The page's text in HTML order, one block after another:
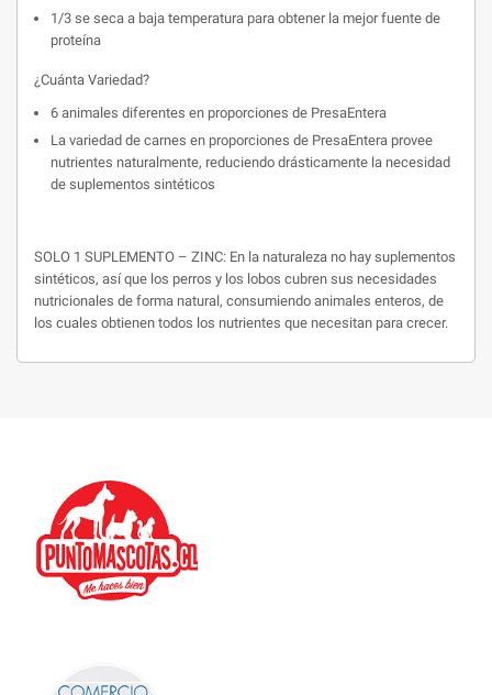
1/3 se seca a baja temperatura para obtener la mejor fuente de
proteína
¿Cuánta Variedad?
6 animales diferentes en proporciones de PresaEntera
La variedad de carnes en proporciones de PresaEntera provee
nutrientes naturalmente, reduciendo drásticamente la necesidad
de suplementos sintéticos
SOLO 1 SUPLEMENTO – ZINC: En la naturaleza no hay suplementos
sintéticos, así que los perros y los lobos cubren sus necesidades
nutricionales de forma natural, consumiendo animales enteros, de
los cuales obtienen todos los nutrientes que necesitan para crecer.